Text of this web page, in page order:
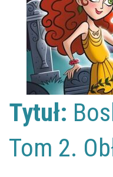
Tytuł:
Tom 2.